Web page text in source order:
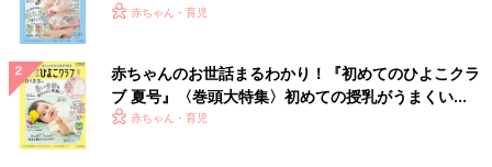
いっぱい！
赤ちゃん・育児
赤ちゃんのお世話まるわかり！『初めてのひよこクラ
ブ 夏号』〈巻頭大特集〉初めての授乳がうまくい
く！ おっぱい・ミルクの基本と夏のトラブル 解決テ
赤ちゃん・育児